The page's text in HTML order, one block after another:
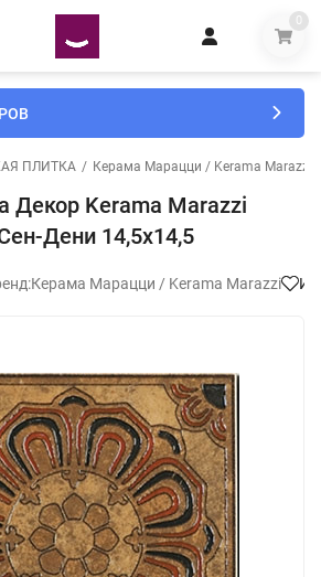
0
ПЛИТКА / Керама Марацци / Kerama Marazzi
Декор Kerama Marazzi
Дени 14,5х14,5
Керама Марацци / Kerama Marazzi